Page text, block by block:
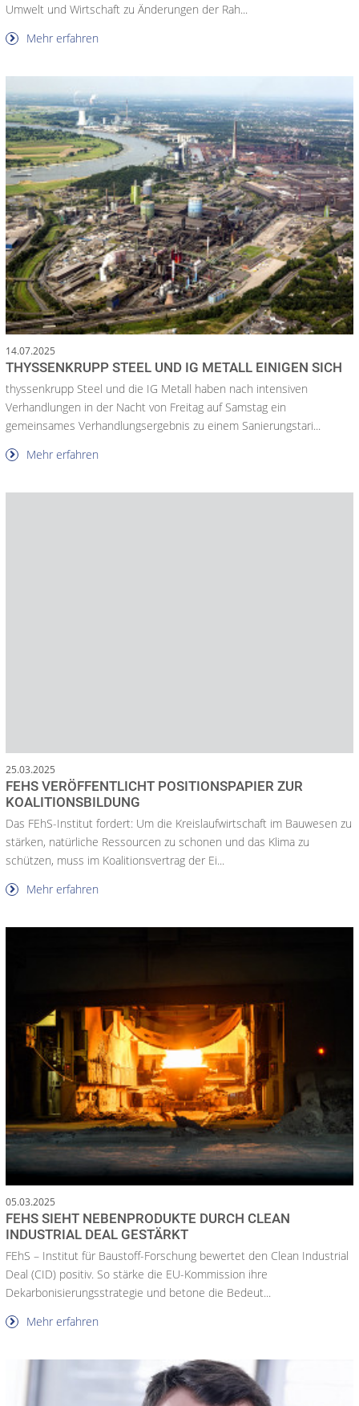
Umwelt und Wirtschaft zu Änderungen der Rah...
Mehr erfahren
14.07.2025
THYSSENKRUPP STEEL UND IG METALL EINIGEN SICH
thyssenkrupp Steel und die IG Metall haben nach intensiven
Verhandlungen in der Nacht von Freitag auf Samstag ein
gemeinsames Verhandlungsergebnis zu einem Sanierungstari...
Mehr erfahren
25.03.2025
FEHS VERÖFFENTLICHT POSITIONSPAPIER ZUR
KOALITIONSBILDUNG
Das FEhS-Institut fordert: Um die Kreislaufwirtschaft im Bauwesen zu
stärken, natürliche Ressourcen zu schonen und das Klima zu
schützen, muss im Koalitionsvertrag der Ei...
Mehr erfahren
05.03.2025
FEHS SIEHT NEBENPRODUKTE DURCH CLEAN
INDUSTRIAL DEAL GESTÄRKT
FEhS – Institut für Baustoff-Forschung bewertet den Clean Industrial
Deal (CID) positiv. So stärke die EU-Kommission ihre
Dekarbonisierungsstrategie und betone die Bedeut...
Mehr erfahren